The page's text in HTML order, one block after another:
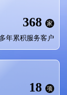
368
多年累积服务客户
18